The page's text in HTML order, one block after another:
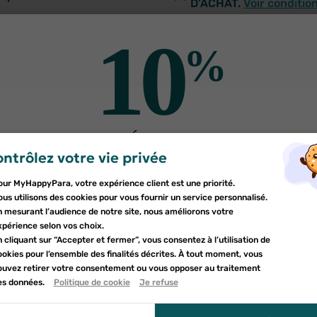
D’ACHAT. Voir
Des pharmaciens à votre
de 250 mg
produits pour
à ma liste d'envies
Créer une nouvelle liste
une liste d'envies
de la liste d'envies
devez être connecté pour ajouter des produits à votre liste d'envies.
votre vie privée
MyHappyPara, votre expérience client est une priorité.
utilisons des cookies pour vous fournir un service personnalisé.
mesurant l’audience de notre site, nous améliorons votre
selon vos choix.
cliquant sur “Accepter et fermer”, vous consentez à l’utilisation de
pour l’ensemble des finalités décrites. À tout moment, vous
retirer votre consentement ou vous opposer au traitement
données.
Politique de cookie Je refuse
10%
DE RÉDUCTION
sur votre première commande
Inscrivez-vous à notre newsletter et profitez
d'une réduction sur votre première commande*
ce formulaire, j'accepte que les informations saisies soient
le cadre de ma demande et de la relation commerciale qui peut en
à la politique de confidentialité.